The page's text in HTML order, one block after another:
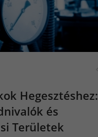
Hegesztéshez:
és
Területek